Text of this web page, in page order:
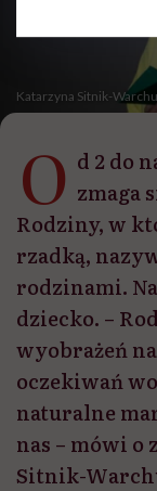
Katarzyna Sitnik-
O d 2 do
zmaga
Rodziny, w
rzadką,
rodzinami.
dziecko. –
wyobrażeń
oczekiwań
naturalne
nas – mówi
Sitnik-